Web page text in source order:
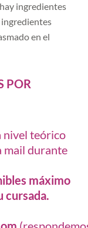
ingredientes
ingredientes
en el
POR
nivel teórico
mail durante
máximo
cursada.